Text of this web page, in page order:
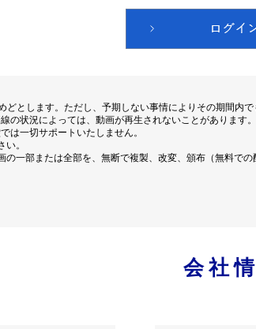
どとします。ただし、予期しない事情によりその期間内で
の状況によっては、動画が再生されないことがあります。
は一切サポートいたしません。
。
一部または全部を、無断で複製、改変、頒布（無料で
会社